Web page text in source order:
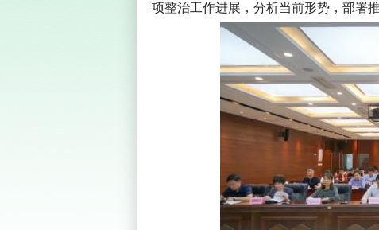
项整治工作进展，分析当前形势，部署